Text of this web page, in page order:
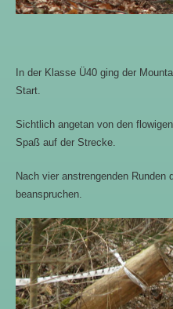
In der Klasse Ü40 ging der
Start.
Sichtlich angetan von den
Spaß auf der Strecke.
Nach vier anstrengenden
beanspruchen.